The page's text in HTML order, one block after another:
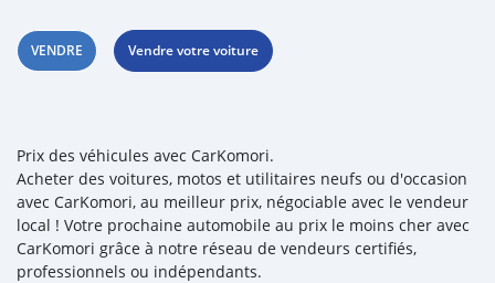
VENDRE Vendre votre voiture
Prix des véhicules avec CarKomori.
Acheter des voitures, motos et utilitaires neufs ou d'occasion
avec CarKomori, au meilleur prix, négociable avec le vendeur
local ! Votre prochaine automobile au prix le moins cher avec
CarKomori grâce à notre réseau de vendeurs certifiés,
professionnels ou indépendants.